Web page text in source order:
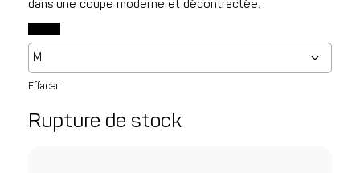
dans une coupe moderne et décontractée.
Effacer
Rupture de stock